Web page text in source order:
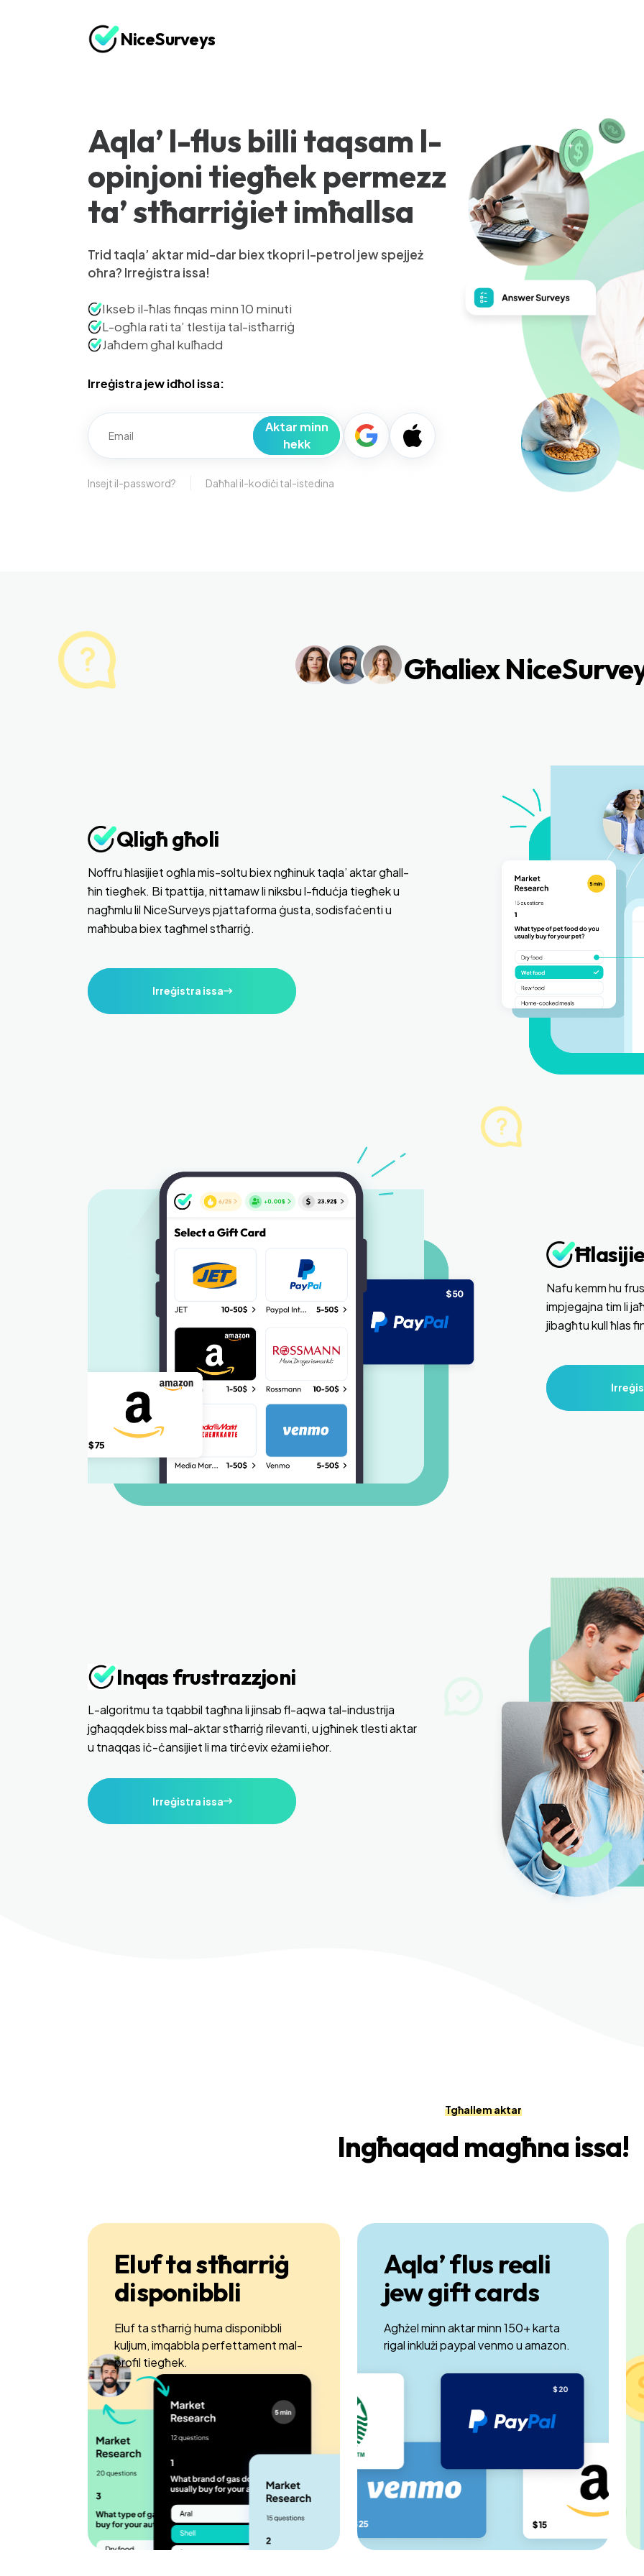
NiceSurveys
Aqla’ l-flus billi taqsam l-
opinjoni tiegħek permezz
ta’ stħarriġiet imħallsa
Trid taqla’ aktar mid-dar biex tkopri l-petrol jew spejjeż
oħra? Irreġistra issa!
Ikseb il-ħlas finqas minn 10 minuti
L-ogħla rati ta’ tlestija tal-istħarriġ
Jaħdem għal kulħadd
Irreġistra jew idħol issa:
Aktar minn
hekk
Insejt il-password? Daħħal il-kodiċi tal-istedina
Għaliex
Qligħ għoli
Noffru ħlasijiet ogħla mis-soltu biex ngħinuk taqla’ aktar għall-
ħin tiegħek. Bi tpattija, nittamaw li niksbu l-fiduċja tiegħek u
nagħmlu lil NiceSurveys pjattaforma ġusta, sodisfaċenti u
maħbuba biex tagħmel stħarriġ.
Irreġistra issa
Nafu kemm hu
impjegajna tim li
jibagħtu kull ħlas
Inqas frustrazzjoni
L-algoritmu ta tqabbil tagħna li jinsab fl-aqwa tal-industrija
jgħaqqdek biss mal-aktar stħarriġ rilevanti, u jgħinek tlesti aktar
u tnaqqas iċ-ċansijiet li ma tirċevix eżami ieħor.
Irreġistra issa
Tgħallem aktar
Ingħaqad magħna issa!
Eluf ta stħarriġ
disponibbli
Eluf ta stħarriġ huma disponibbli
kuljum, imqabbla perfettament mal-
profil tiegħek.
Aqla’ flus reali
jew gift cards
Agħżel minn aktar minn 150+ karta
rigal inklużi paypal venmo u amazon.